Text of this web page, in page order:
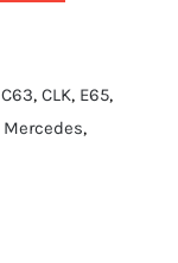
C63, CLK, E65,
Mercedes,